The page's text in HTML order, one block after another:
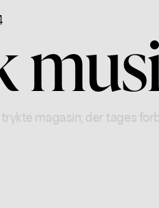
magasin; der tages